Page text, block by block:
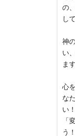
の
し
神
い
ま
心
な
い
「
う！